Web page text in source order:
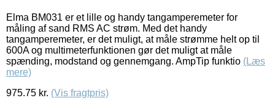
Elma BM031 er et lille og handy tangamperemeter for
måling af sand RMS AC strøm. Med det handy
tangamperemeter, er det muligt, at måle strømme helt op til
600A og multimeterfunktionen gør det muligt at måle
spænding, modstand og gennemgang. AmpTip funktio (Læs
mere)
975.75 kr. (Vis fragtpris)